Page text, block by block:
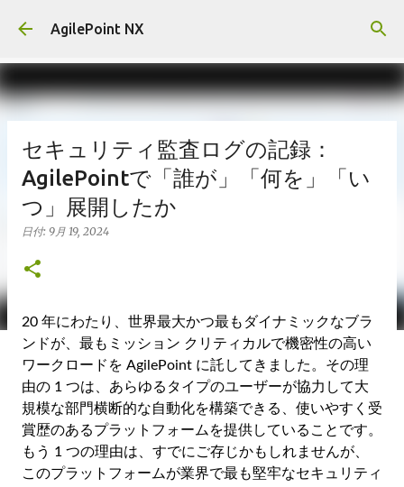
スキップしてメイン コンテンツに移動
AgilePoint NX
セキュリティ監査ログの記録：
AgilePointで「誰が」「何を」「い
つ」展開したか
日付: 9月 19, 2024
20 年にわたり、世界最大かつ最もダイナミックなブラ
ンドが、最もミッション クリティカルで機密性の高い
ワークロードを AgilePoint に託してきました。その理
由の 1 つは、あらゆるタイプのユーザーが協力して大
規模な部門横断的な自動化を構築できる、使いやすく受
賞歴のあるプラットフォームを提供していることです。
もう 1 つの理由は、すでにご存じかもしれませんが、
このプラットフォームが業界で最も堅牢なセキュリティ